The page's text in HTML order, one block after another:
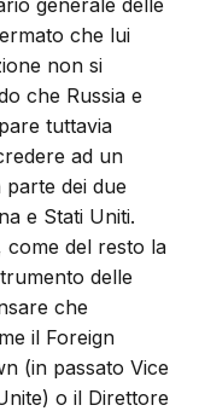
generale delle
che lui
non si
che Russia e
tuttavia
ad un
dei due
e Stati Uniti.
come del resto la
delle
che
il Foreign
(in passato Vice
o il Direttore